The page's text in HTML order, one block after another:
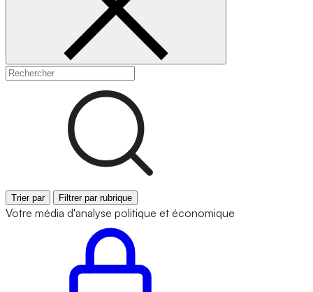
Trier par Filtrer par rubrique
Votre média d'analyse politique et économique